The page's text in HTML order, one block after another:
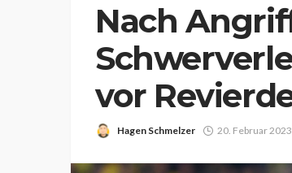
Nach
vor
Hagen Schmelzer 20. Februar 2023